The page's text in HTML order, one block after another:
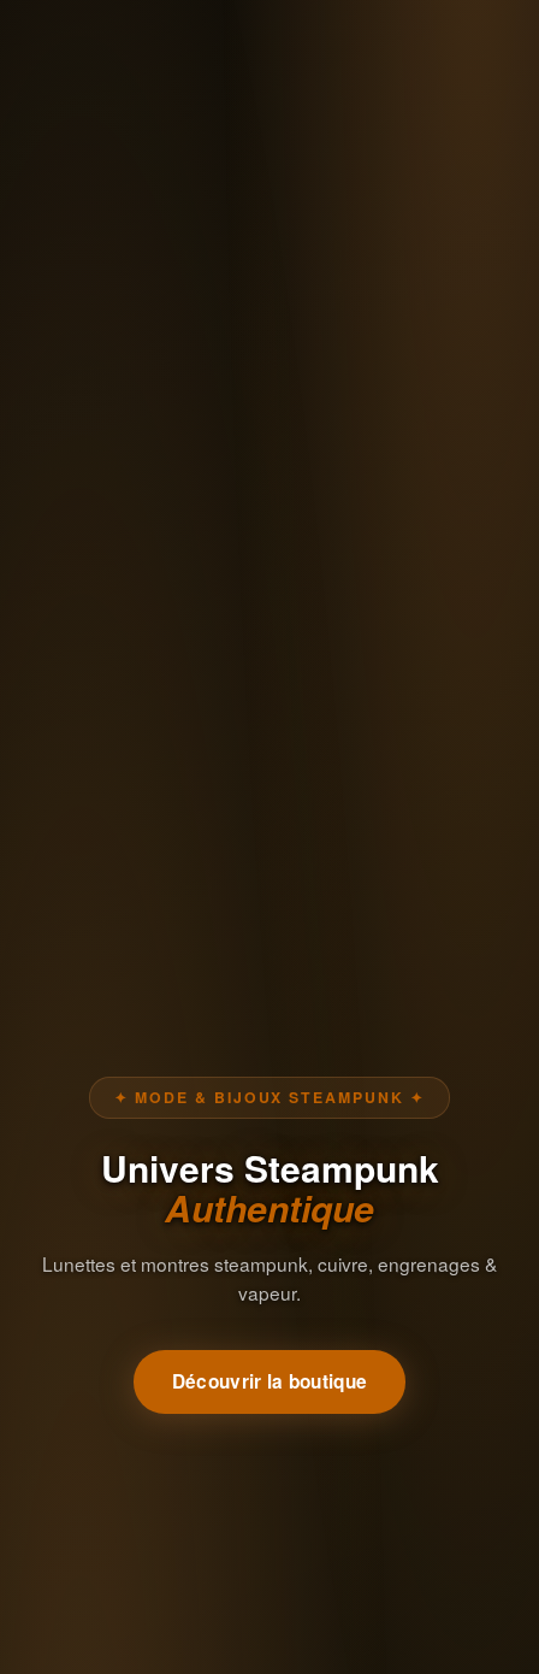
✦ MODE & BIJOUX STEAMPUNK ✦
Univers Steampunk
Authentique
Lunettes et montres steampunk, cuivre, engrenages &
vapeur.
Découvrir la boutique